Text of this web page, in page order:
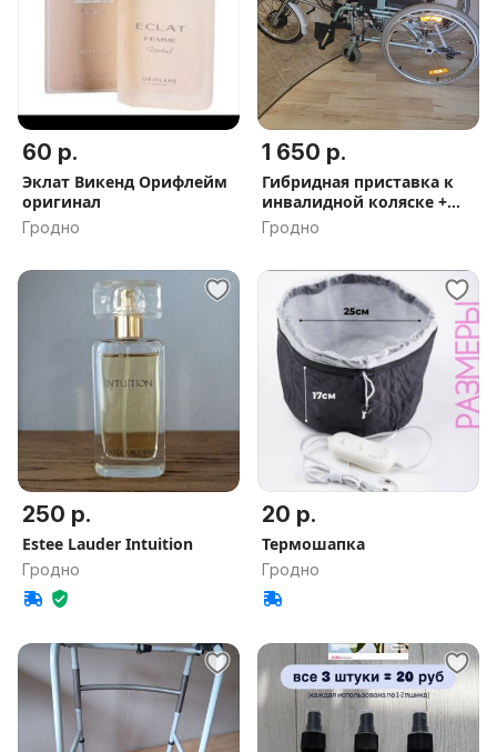
60 р.
Эклат Викенд Орифлейм
оригинал
Гродно
1 650 р.
Гибридная приставка к
инвалидной коляске +
коляска
Гродно
250 р.
Estee Lauder Intuition
Гродно
20 р.
Термошапка
Гродно